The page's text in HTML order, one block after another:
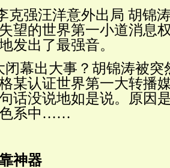
克强汪洋意外出局 胡锦
望的世界第一小道消息
发出了最强音。
闭幕出大事？胡锦涛被突
某认证世界第一大转播
话没说地如是说。原因
色系中……
神器